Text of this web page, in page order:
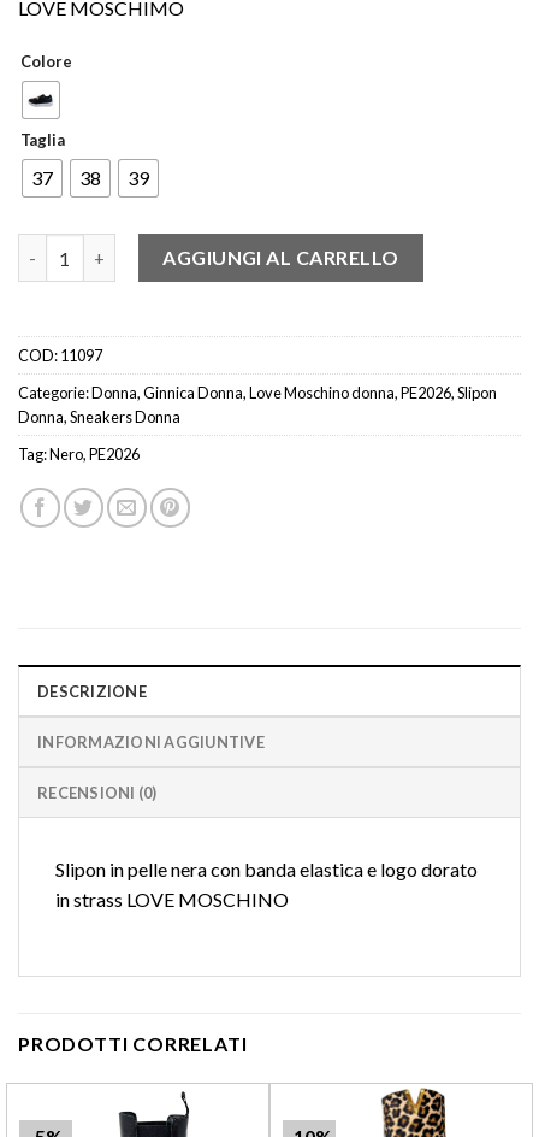
LOVE MOSCHIMO
Colore
Taglia
37 38 39
LOVE MOSCHINO JA15064 SLIPON FASCIA LOGO STRASS
AGGIUNGI AL CARRELLO
COD:11097
Categorie:Donna,Ginnica Donna,Love Moschino donna,PE2026,Slipon
Donna,Sneakers Donna
Tag:Nero,PE2026
DESCRIZIONE
INFORMAZIONI AGGIUNTIVE
RECENSIONI (0)
Slipon in pelle nera con banda elastica e logo dorato
in strass LOVE MOSCHINO
PRODOTTI CORRELATI